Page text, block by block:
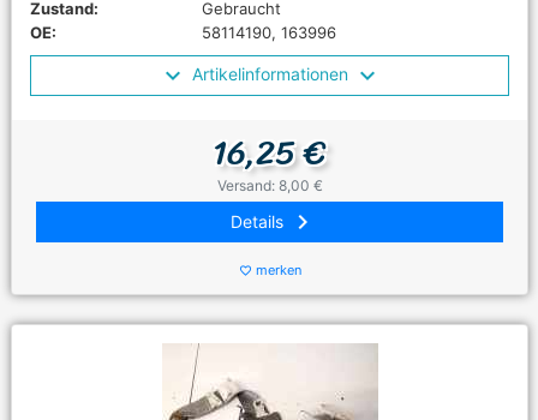
Zustand:
Gebraucht
OE:
58114190, 163996
Artikelinformationen
16,25 €
Versand: 8,00 €
Details keyboard_arrow_right
favorite_border merken